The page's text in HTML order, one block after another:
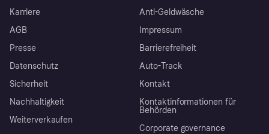
Karriere
AGB
Presse
Datenschutz
Sicherheit
Nachhaltigkeit
Weiterverkaufen
Anti-Geldwäsche
Impressum
Barrierefreiheit
Auto-Track
Kontakt
Kontaktinformationen für
Behörden
Corporate governance